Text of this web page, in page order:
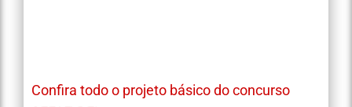
Confira todo o projeto básico do concurso